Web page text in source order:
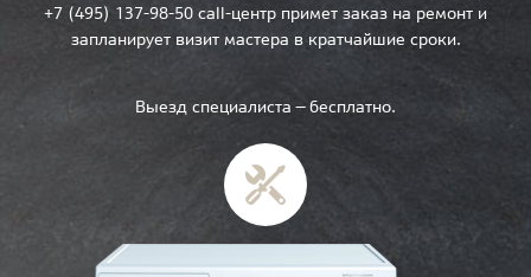
+7 (495) 137-98-50 call-центр примет заказ на ремонт и
запланирует визит мастера в кратчайшие сроки.
Выезд специалиста — бесплатно.